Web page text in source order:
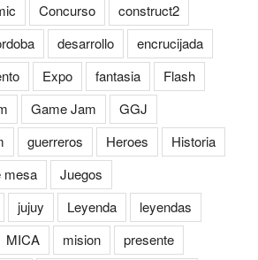
Concurso
construct2
desarrollo
encrucijada
Expo fantasia
Flash
Game Jam
GGJ
guerreros Heroes
Historia
mesa
Juegos
jujuy Leyenda
leyendas
MICA mision presente